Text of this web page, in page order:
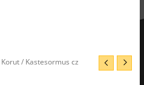
Korut/ Kastesormus cz